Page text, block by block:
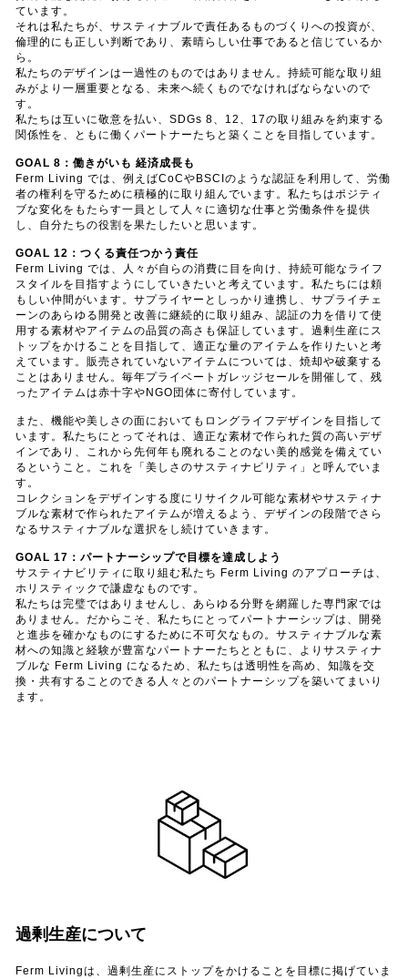
ています。
それは私たちが、サスティナブルで責任あるものづくりへの投資が、
倫理的にも正しい判断であり、素晴らしい仕事であると信じているか
ら。
私たちのデザインは一過性のものではありません。持続可能な取り組
みがより一層重要となる、未来へ続くものでなければならないので
す。
私たちは互いに敬意を払い、SDGs 8、12、17の取り組みを約束する
関係性を、ともに働くパートナーたちと築くことを目指しています。
GOAL 8：働きがいも 経済成長も
Ferm Living では、例えばCoCやBSCIのような認証を利用して、労働
者の権利を守るために積極的に取り組んでいます。私たちはポジティ
ブな変化をもたらす一員として人々に適切な仕事と労働条件を提供
し、自分たちの役割を果たしたいと思います。
GOAL 12：つくる責任つかう責任
Ferm Living では、人々が自らの消費に目を向け、持続可能なライフ
スタイルを目指すようにしていきたいと考えています。私たちには頼
もしい仲間がいます。サプライヤーとしっかり連携し、サプライチェ
ーンのあらゆる開発と改善に継続的に取り組み、認証の力を借りて使
用する素材やアイテムの品質の高さも保証しています。過剰生産にス
トップをかけることを目指して、適正な量のアイテムを作りたいと考
えています。販売されていないアイテムについては、焼却や破棄する
ことはありません。毎年プライベートガレッジセールを開催して、残
ったアイテムは赤十字やNGO団体に寄付しています。
また、機能や美しさの面においてもロングライフデザインを目指して
います。私たちにとってそれは、適正な素材で作られた質の高いデザ
インであり、これから先何年も廃れることのない美的感覚を備えてい
るということ。これを「美しさのサスティナビリティ」と呼んでいま
す。
コレクションをデザインする度にリサイクル可能な素材やサスティナ
ブルな素材で作られたアイテムが増えるよう、デザインの段階でさら
なるサスティナブルな選択をし続けていきます。
GOAL 17：パートナーシップで目標を達成しよう
サスティナビリティに取り組む私たち Ferm Living のアプローチは、
ホリスティックで謙虚なものです。
私たちは完璧ではありませんし、あらゆる分野を網羅した専門家では
ありません。だからこそ、私たちにとってパートナーシップは、開発
と進歩を確かなものにするために不可欠なもの。サスティナブルな素
材への知識と経験が豊富なパートナーたちとともに、よりサスティナ
ブルな Ferm Living になるため、私たちは透明性を高め、知識を交
換・共有することのできる人々とのパートナーシップを築いてまいり
ます。
過剰生産について
Ferm Livingは、過剰生産にストップをかけることを目標に掲げていま